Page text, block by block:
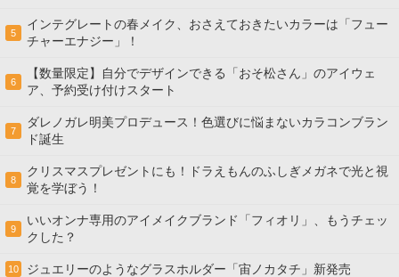
5
インテグレートの春メイク、おさえておきたいカラーは「フュー
チャーエナジー」！
6
【数量限定】自分でデザインできる「おそ松さん」のアイウェ
ア、予約受け付けスタート
7
ダレノガレ明美プロデュース！色選びに悩まないカラコンブラン
ド誕生
8
クリスマスプレゼントにも！ドラえもんのふしぎメガネで光と視
覚を学ぼう！
9
いいオンナ専用のアイメイクブランド「フィオリ」、もうチェッ
クした？
10 ジュエリーのようなグラスホルダー「宙ノカタチ」新発売